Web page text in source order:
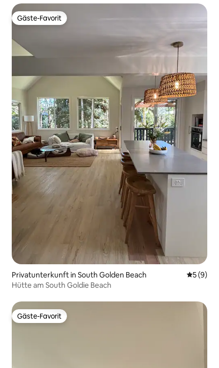
Gäste-Favorit
Gäste-Favorit
Privatunterkunft in South Golden Beach
5 (9)
Hütte am South Goldie Beach
Gäste-Favorit
Gäste-Favorit